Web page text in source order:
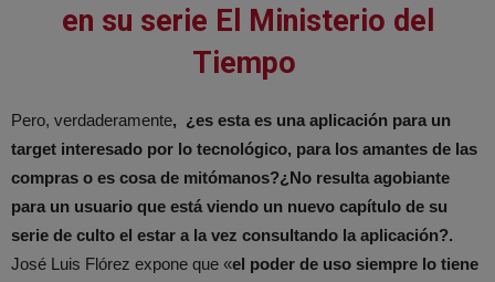
en su serie El Ministerio del
Tiempo
Pero, verdaderamente, ¿es esta es una aplicación para un
target interesado por lo tecnológico, para los amantes de las
compras o es cosa de mitómanos?¿No resulta agobiante
para un usuario que está viendo un nuevo capítulo de su
serie de culto el estar a la vez consultando la aplicación?.
José Luis Flórez expone que «el poder de uso siempre lo tiene